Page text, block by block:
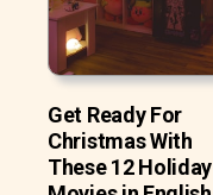
Get Ready For
Christmas With
These 12 Holiday